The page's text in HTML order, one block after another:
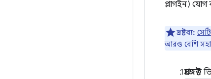
প্লাগইন)
দ্রষ্টব্য:
আরও বেশি
প্রজেক্ট